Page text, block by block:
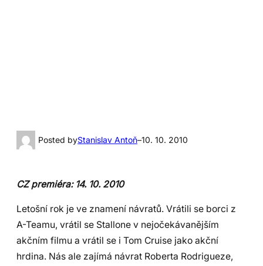
Posted byStanislav Antoň–10. 10. 2010
CZ premiéra: 14. 10. 2010
Letošní rok je ve znamení návratů. Vrátili se borci z
A-Teamu, vrátil se Stallone v nejočekávanějším
akčním filmu a vrátil se i Tom Cruise jako akční
hrdina. Nás ale zajímá návrat Roberta Rodrigueze,